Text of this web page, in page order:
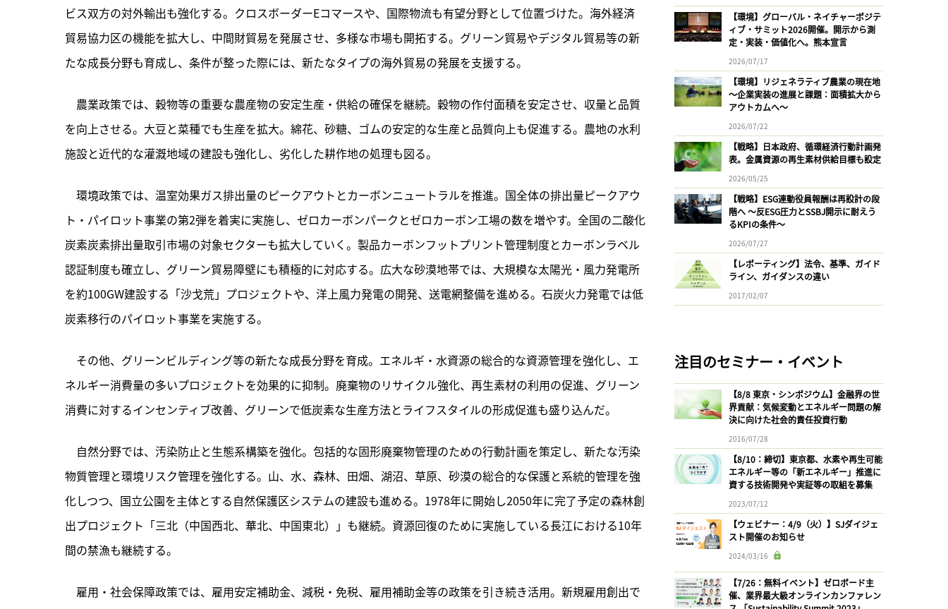
ビス双方の対外輸出も強化する。クロスボーダーEコマースや、国際物流も有望分野として位置づけた。海外経済
貿易協力区の機能を拡大し、中間財貿易を発展させ、多様な市場も開拓する。グリーン貿易やデジタル貿易等の新
たな成長分野も育成し、条件が整った際には、新たなタイプの海外貿易の発展を支援する。
農業政策では、穀物等の重要な農産物の安定生産・供給の確保を継続。穀物の作付面積を安定させ、収量と品質
を向上させる。大豆と菜種でも生産を拡大。綿花、砂糖、ゴムの安定的な生産と品質向上も促進する。農地の水利
施設と近代的な灌漑地域の建設も強化し、劣化した耕作地の処理も図る。
環境政策では、温室効果ガス排出量のピークアウトとカーボンニュートラルを推進。国全体の排出量ピークアウ
ト・パイロット事業の第2弾を着実に実施し、ゼロカーボンパークとゼロカーボン工場の数を増やす。全国の二酸化
炭素炭素排出量取引市場の対象セクターも拡大していく。製品カーボンフットプリント管理制度とカーボンラベル
認証制度も確立し、グリーン貿易障壁にも積極的に対応する。広大な砂漠地帯では、大規模な太陽光・風力発電所
を約100GW建設する「沙戈荒」プロジェクトや、洋上風力発電の開発、送電網整備を進める。石炭火力発電では低
炭素移行のパイロット事業を実施する。
その他、グリーンビルディング等の新たな成長分野を育成。エネルギ・水資源の総合的な資源管理を強化し、エ
ネルギー消費量の多いプロジェクトを効果的に抑制。廃棄物のリサイクル強化、再生素材の利用の促進、グリーン
消費に対するインセンティブ改善、グリーンで低炭素な生産方法とライフスタイルの形成促進も盛り込んだ。
自然分野では、汚染防止と生態系構築を強化。包括的な固形廃棄物管理のための行動計画を策定し、新たな汚染
物質管理と環境リスク管理を強化する。山、水、森林、田畑、湖沼、草原、砂漠の総合的な保護と系統的管理を強
化しつつ、国立公園を主体とする自然保護区システムの建設も進める。1978年に開始し2050年に完了予定の森林創
出プロジェクト「三北（中国西北、華北、中国東北）」も継続。資源回復のために実施している長江における10年
間の禁漁も継続する。
雇用・社会保障政策では、雇用安定補助金、減税・免税、雇用補助金等の政策を引き続き活用。新規雇用創出で
【環境】グローバル・ネイチャーポジテ
ィブ・サミット2026開催。開示から測
定・実装・価値化へ。熊本宣言
2026/07/17
【環境】リジェネラティブ農業の現在地
〜企業実装の進展と課題：面積拡大から
アウトカムへ〜
2026/07/22
【戦略】日本政府、循環経済行動計画発
表。金属資源の再生素材供給目標も設定
2026/05/25
【戦略】ESG連動役員報酬は再設計の段
階へ 〜反ESG圧力とSSBJ開示に耐えう
るKPIの条件〜
2026/07/27
【レポーティング】法令、基準、ガイド
ライン、ガイダンスの違い
2017/02/07
注目のセミナー・イベント
【8/8 東京・シンポジウム】金融界の世
界貢献：気候変動とエネルギー問題の解
決に向けた社会的責任投資行動
2016/07/28
【8/10：締切】東京都、水素や再生可能
エネルギー等の「新エネルギー」推進に
資する技術開発や実証等の取組を募集
2023/07/12
【ウェビナー：4/9（火）】SJダイジェ
スト開催のお知らせ
2024/03/16
【7/26：無料イベント】ゼロボード主
催、業界最大級オンラインカンファレン